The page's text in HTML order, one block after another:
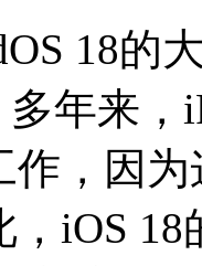
18的大
年来，
作，因
iOS